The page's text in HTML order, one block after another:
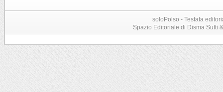
soloPolso - Testata
Spazio Editoriale di Disma Sutti